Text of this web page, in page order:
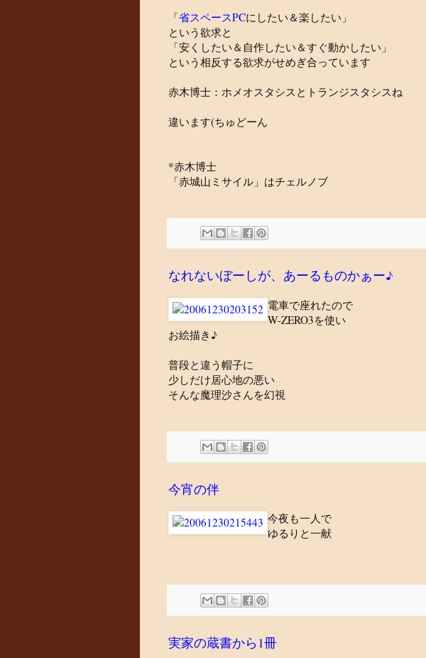
「省スペースPCにしたい＆楽したい」
という欲求と
「安くしたい＆自作したい＆すぐ動かしたい」
という相反する欲求がせめぎ合っています
赤木博士：ホメオスタシスとトランジスタシスね
違います(ちゅどーん
*赤木博士
「赤城山ミサイル」はチェルノブ
なれないぼーしが、あーるものかぁー♪
電車で座れたので
W-ZERO3を使い
お絵描き♪
普段と違う帽子に
少しだけ居心地の悪い
そんな魔理沙さんを幻視
今宵の伴
今夜も一人で
ゆるりと一献
実家の蔵書から1冊